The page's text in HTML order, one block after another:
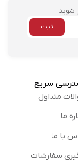
شوید
ثبت
سریع
متداول
ما
با ما
سفارشات